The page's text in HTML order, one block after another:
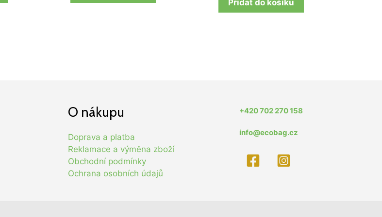
Přidat do košíku
O nákupu
Doprava a platba
Reklamace a výměna zboží
Obchodní podmínky
Ochrana osobních údajů
+420 702 270 158
info@ecobag.cz